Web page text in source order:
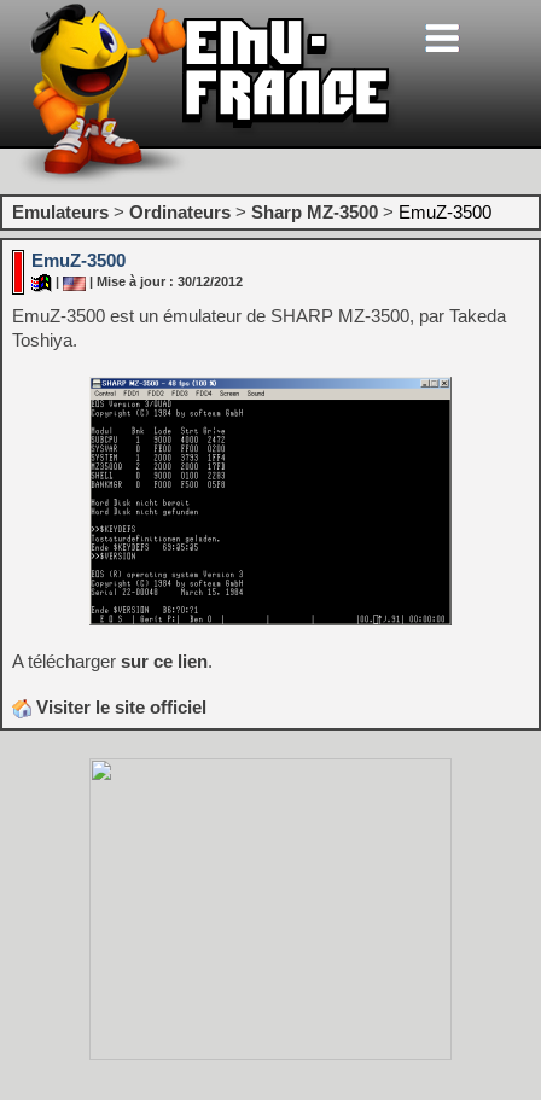
Emulateurs > Ordinateurs > Sharp MZ-3500 > EmuZ-3500
EmuZ-3500
| Mise à jour : 30/12/2012
EmuZ-3500 est un émulateur de SHARP MZ-3500, par Takeda
Toshiya.
A télécharger sur ce lien.
Visiter le site officiel